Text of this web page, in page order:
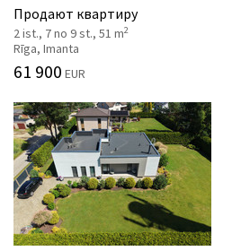
Продают квартиру
2 ist., 7 no 9 st., 51 m2
Rīga, Imanta
61 900 EUR